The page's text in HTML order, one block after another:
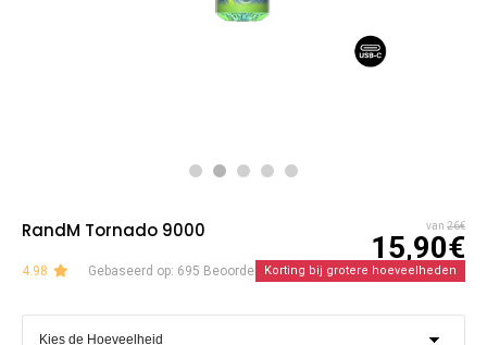
RandM Tornado 9000 van 26€
15,90€
4.98 Gebaseerd op: 695 BeoordelingenKorting bij grotere hoeveelheden